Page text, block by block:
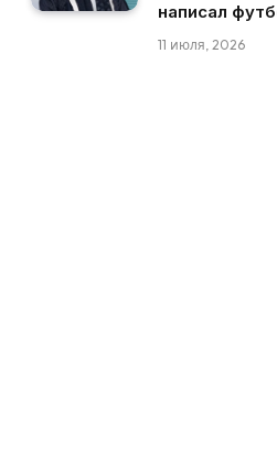
написал
11 июля, 2026